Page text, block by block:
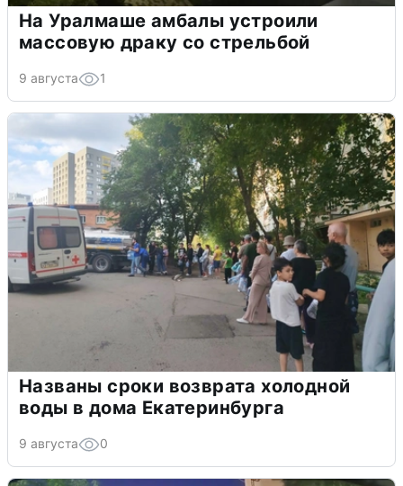
На Уралмаше амбалы устроили
массовую драку со стрельбой
9 августа 1
Названы сроки возврата холодной
воды в дома Екатеринбурга
9 августа 0